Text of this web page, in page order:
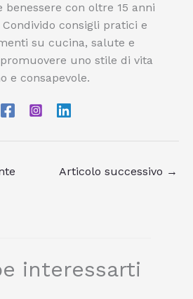
benessere con oltre 15 anni
consigli pratici e
su cucina, salute e
uno stile di vita
e consapevole.
Articolo successivo →
interessarti